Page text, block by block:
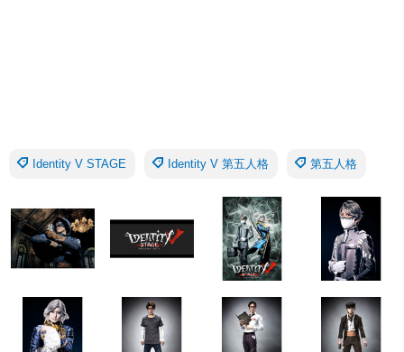
Identity V STAGE Identity V 第五人格 第五人格